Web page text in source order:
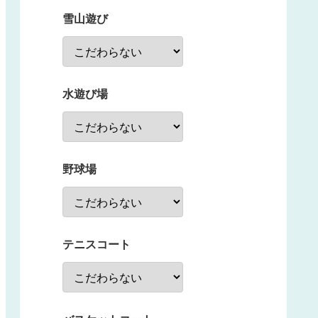
雪山遊び
水遊び場
野球場
テニスコート